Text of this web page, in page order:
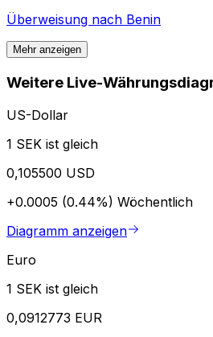
Überweisung nach Benin
Mehr anzeigen
Weitere Live-
US-Dollar
1 SEK ist gleich
0,105500 USD
+0.0005 (0.44%) Wöchentlich
Diagramm anzeigen
Euro
1 SEK ist gleich
0,0912773 EUR